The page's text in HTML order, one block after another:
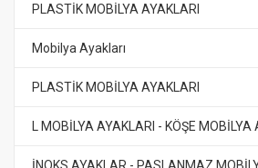
PLASTİK MOBİLYA AYAKLARI
Mobilya Ayakları
PLASTİK MOBİLYA AYAKLARI
L MOBİLYA AYAKLARI - KÖŞE MOBİLYA
İNOKS AYAKLAR - PASLANMAZ